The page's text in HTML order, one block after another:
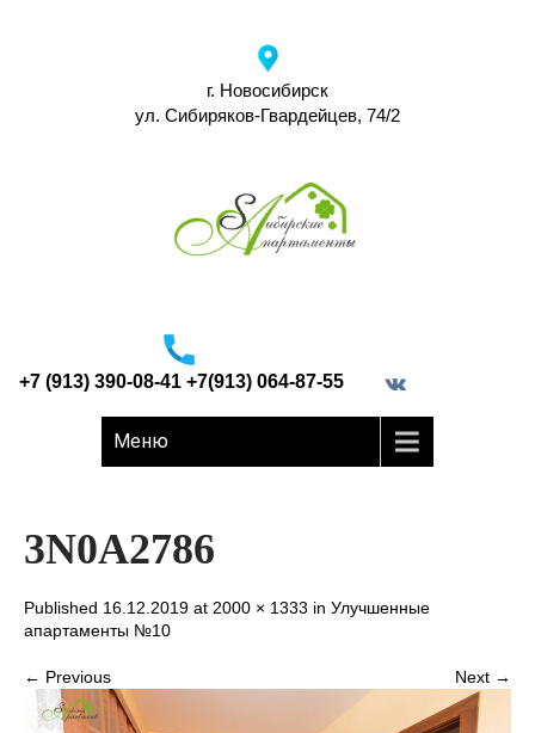
г. Новосибирск
ул. Сибиряков-Гвардейцев, 74/2
+7 (913) 390-08-41 +7(913) 064-87-55
Меню
3N0A2786
Published 16.12.2019 at 2000 × 1333 in Улучшенные
апартаменты №10
← Previous Next →